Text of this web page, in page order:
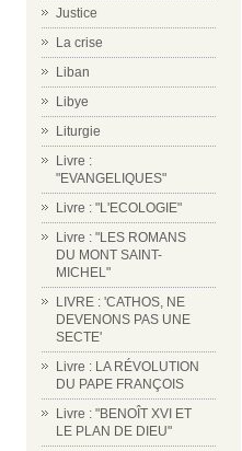
Justice
La crise
Liban
Libye
Liturgie
Livre :
"EVANGELIQUES"
Livre : "L'ECOLOGIE"
Livre : "LES ROMANS
DU MONT SAINT-
MICHEL"
LIVRE : 'CATHOS, NE
DEVENONS PAS UNE
SECTE'
Livre : LA RÉVOLUTION
DU PAPE FRANÇOIS
Livre : "BENOÎT XVI ET
LE PLAN DE DIEU"